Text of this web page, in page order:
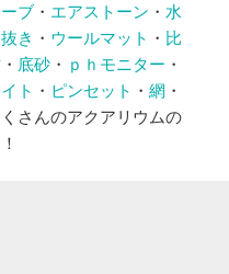
ブ ・ エアストーン ・ 水
き ・ ウールマット ・ 比
・ 底砂 ・ ｐｈモニター ・
ト ・ ピンセット ・ 網 ・
さんのアクアリウムの